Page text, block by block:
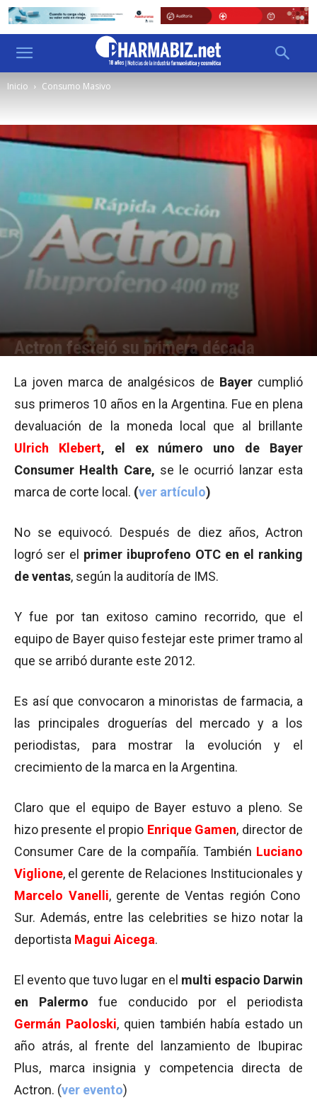
Inicio Consumo Masivo
Actron festejó su primera década
La joven marca de analgésicos de Bayer cumplió
sus primeros 10 años en la Argentina. Fue en plena
devaluación de la moneda local que al brillante
Ulrich Klebert, el ex número uno de Bayer
Consumer Health Care, se le ocurrió lanzar esta
marca de corte local. (ver artículo)
No se equivocó. Después de diez años, Actron
logró ser el primer ibuprofeno OTC en el ranking
de ventas, según la auditoría de IMS.
Y fue por tan exitoso camino recorrido, que el
equipo de Bayer quiso festejar este primer tramo al
que se arribó durante este 2012.
Es así que convocaron a minoristas de farmacia, a
las principales droguerías del mercado y a los
periodistas, para mostrar la evolución y el
crecimiento de la marca en la Argentina.
Claro que el equipo de Bayer estuvo a pleno. Se
hizo presente el propio Enrique Gamen, director de
Consumer Care de la compañía. También Luciano
Viglione, el gerente de Relaciones Institucionales y
Marcelo Vanelli, gerente de Ventas región Cono
Sur. Además, entre las celebrities se hizo notar la
deportista Magui Aicega.
El evento que tuvo lugar en el multi espacio Darwin
en Palermo fue conducido por el periodista
Germán Paoloski, quien también había estado un
año atrás, al frente del lanzamiento de Ibupirac
Plus, marca insignia y competencia directa de
Actron. (ver evento)